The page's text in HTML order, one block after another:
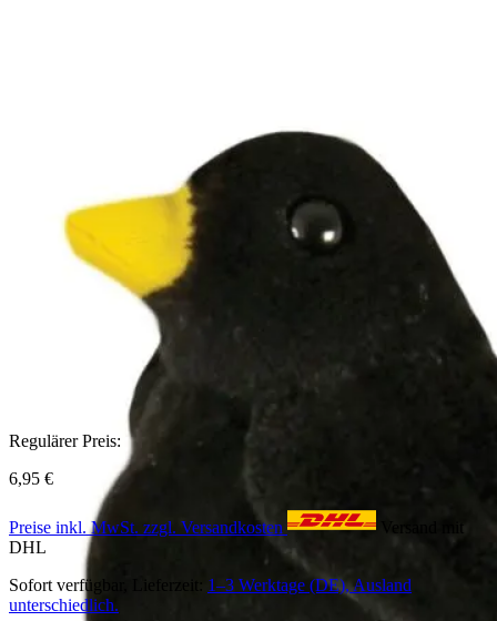
Regulärer Preis:
6,95 €
Preise inkl. MwSt. zzgl. Versandkosten
DHL
Sofort verfügbar, Lieferzeit: 1–3 Werktage (DE), Ausland
unterschiedlich.